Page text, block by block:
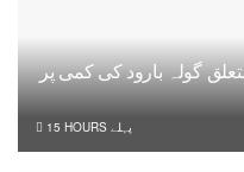
گولہ بارود کی کمی پر
15 HOURS پہلے